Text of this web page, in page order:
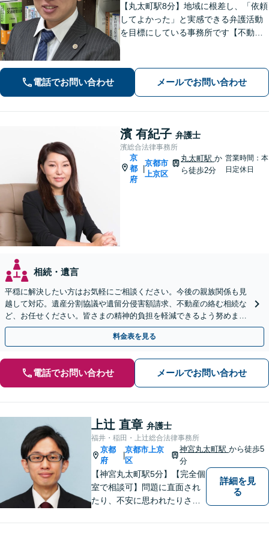
【丸太町駅8分】地域に根差し、「依頼
してよかった」と実感できる弁護活動
を目標にしている事務所です【不動
続・遺言】相談者さまに寄り添い、円
滑な相続を目指します
電話でお問い合わせ メールでお問い合わせ
濱 有紀子 弁護士
濱総合法律事務所
京
都
府
|
京都市
上京区
丸太町駅か
ら徒歩2分
営業時間：本
日定休日
相続・遺言
平穏に解決したい方はお気軽にご相談ください。今後の親族関係も見
越して対応。遺産分割協議や遺留分侵害額請求、不動産の絡む相続な
ど、お任せください。皆さまの精神的負担を軽減できるよう努めます
【完全個室】【休日・夜間は要相談】【丸太町駅3分】
料金表を見る
電話でお問い合わせ メールでお問い合わせ
上辻 直章 弁護士
福井・稲田・上辻総合法律事務所
京都
府
|
京都市上京
区
神宮丸太町駅から徒歩5
分
【神宮丸太町駅5分】【完全個
室で相談可】問題に直面され
たり、不安に思われたりされ
い、問題を解決することはも
詳細を見
る